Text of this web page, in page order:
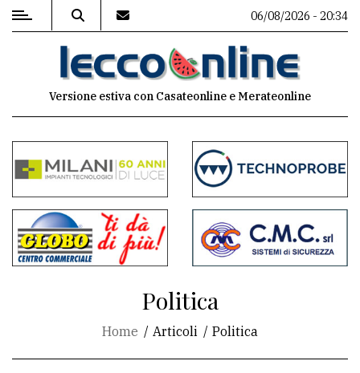
MENU
commenti
Contenuti
del
sito
CONTATTI
06/08/2026 - 20:34
Versione estiva con Casateonline e Merateonline
Politica
Home Articoli Politica